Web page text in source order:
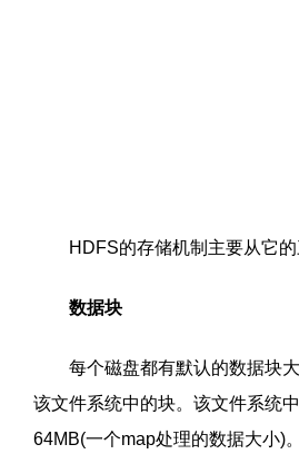
HDFS的存储机制主要从它的
数据块
每个磁盘都有默认的数据块大
该文件系统中的块。该文件系统
64MB(一个map处理的数据大小)。